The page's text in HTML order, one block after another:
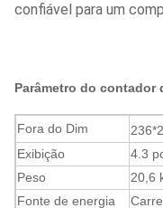
confiável para um
Parâmetro do contador
Fora do Dim
Exibição
4.3
Peso
20,6
Fonte de energia